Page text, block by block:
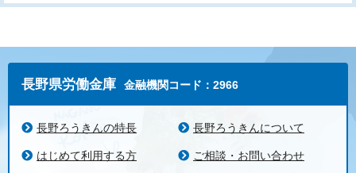
長野県労働金庫 金融機関コード：2966
長野ろうきんの特長 長野ろうきんについて
はじめて利用する方 ご相談・お問い合わせ